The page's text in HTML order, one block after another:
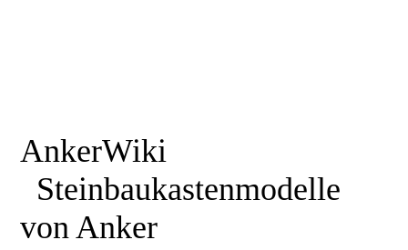
AnkerWiki
Steinbaukastenmodelle
von Anker